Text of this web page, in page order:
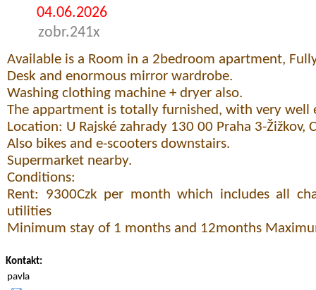
04.06.2026
zobr.241x
Available is a Room in a 2bedroom apartment,
Desk and enormous mirror wardrobe.
Washing clothing machine + dryer also.
The appartment is totally furnished, with very well
Location: U Rajské zahrady 130 00 Praha 3-Žižkov,
Also bikes and e-scooters downstairs.
Supermarket nearby.
Conditions:
Rent: 9300Czk per month which includes all
utilities
Minimum stay of 1 months and 12months
Kontakt:
pavla